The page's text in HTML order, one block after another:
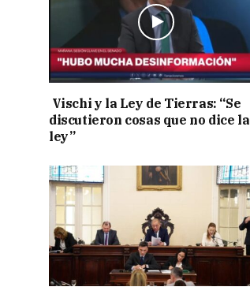
Vischi y la Ley de Tierras: “Se
discutieron cosas que no dice la
ley”